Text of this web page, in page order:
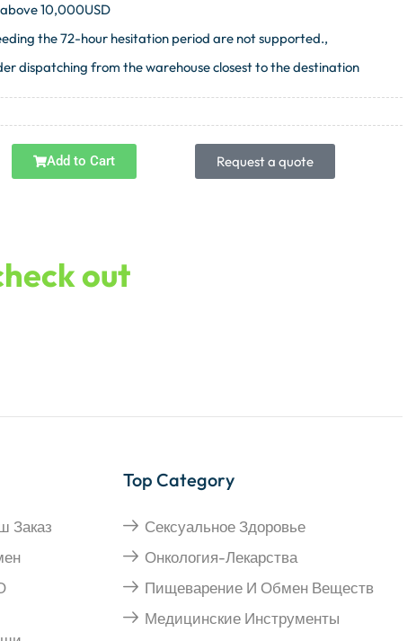
10,000USD
the 72-hour hesitation period are not supported.,
dispatching from the warehouse closest to the destination
Add to Cart Request a quote
out
Заказ
Top Category
Сексуальное Здоровье
Онкология-Лекарства
Пищеварение И Обмен Веществ
Медицинские Инструменты